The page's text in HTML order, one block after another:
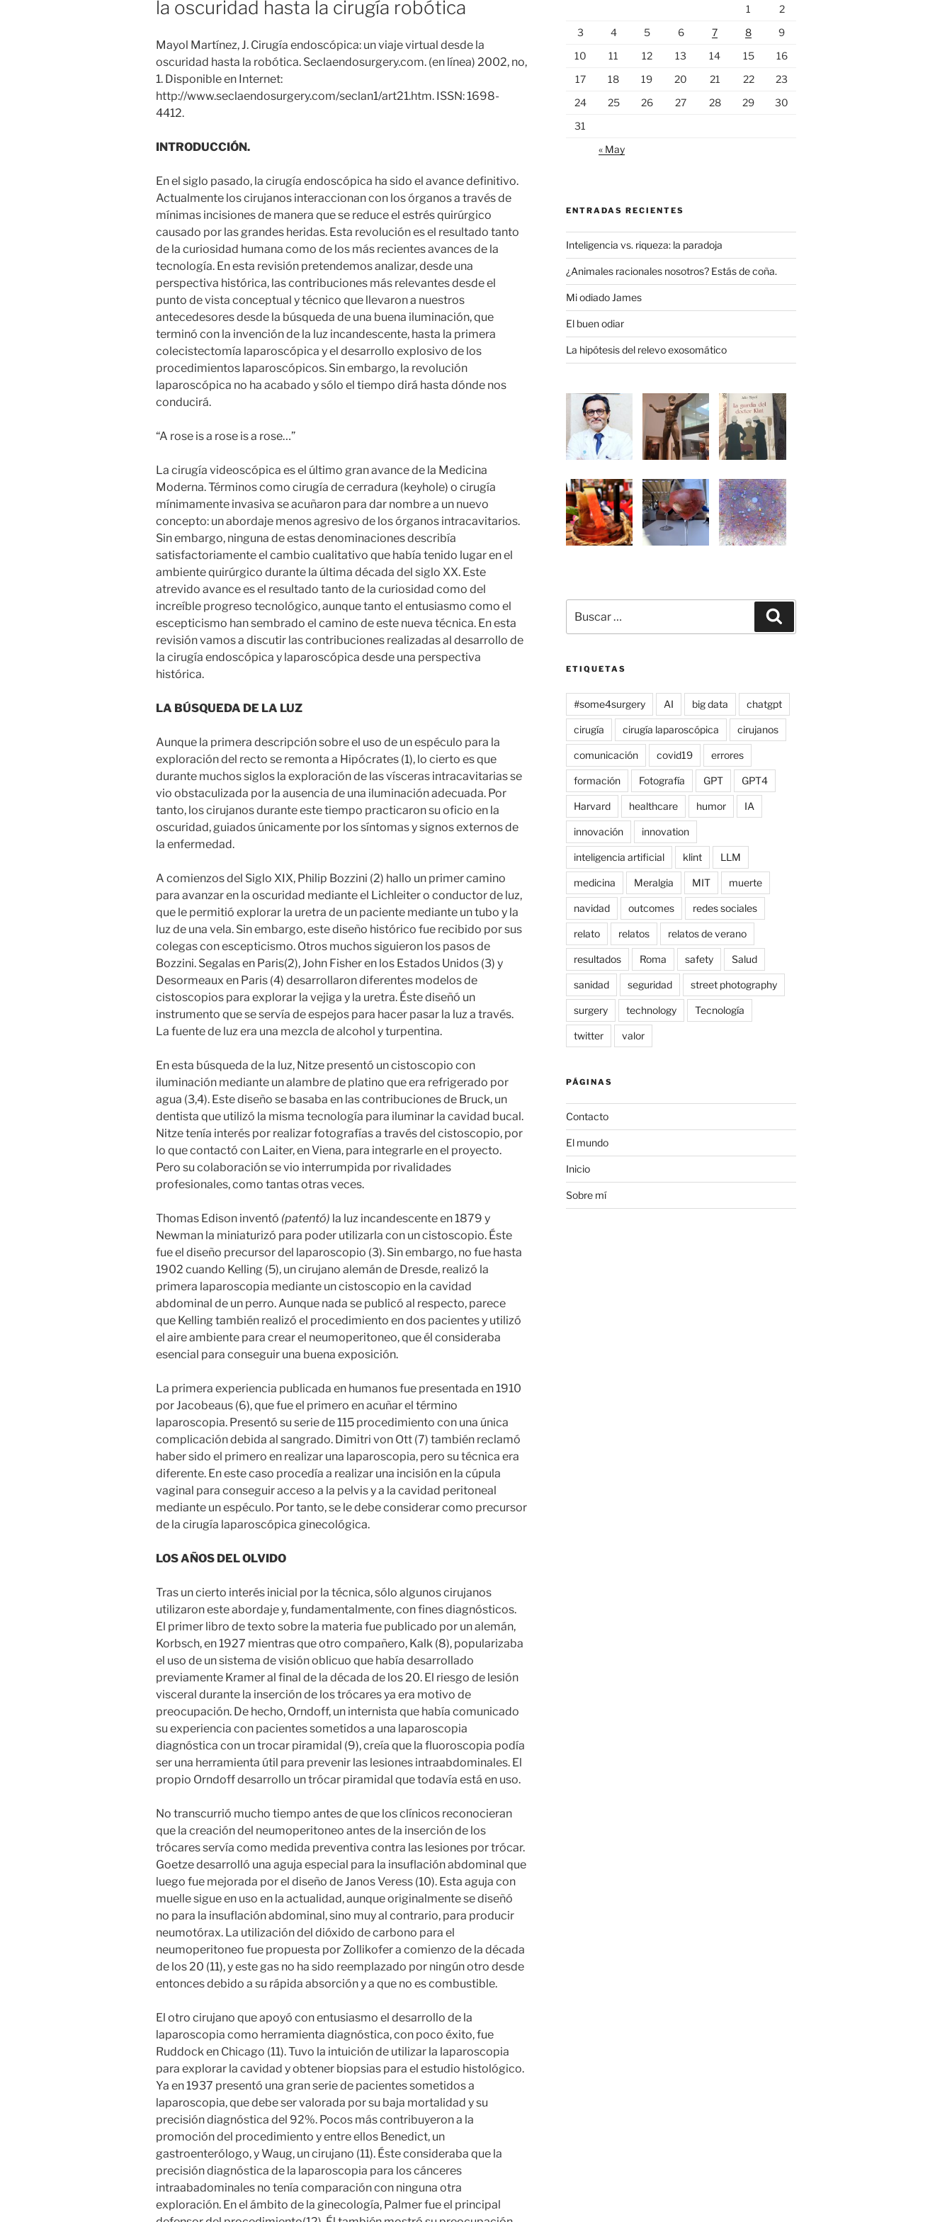
la oscuridad hasta la cirugía robótica
Mayol Martínez, J. Cirugía endoscópica: un viaje virtual desde la
oscuridad hasta la robótica. Seclaendosurgery.com. (en línea) 2002, no,
1. Disponible en Internet:
http://www.seclaendosurgery.com/seclan1/art21.htm. ISSN: 1698-
4412.
INTRODUCCIÓN.
En el siglo pasado, la cirugía endoscópica ha sido el avance definitivo.
Actualmente los cirujanos interaccionan con los órganos a través de
mínimas incisiones de manera que se reduce el estrés quirúrgico
causado por las grandes heridas. Esta revolución es el resultado tanto
de la curiosidad humana como de los más recientes avances de la
tecnología. En esta revisión pretendemos analizar, desde una
perspectiva histórica, las contribuciones más relevantes desde el
punto de vista conceptual y técnico que llevaron a nuestros
antecedesores desde la búsqueda de una buena iluminación, que
terminó con la invención de la luz incandescente, hasta la primera
colecistectomía laparoscópica y el desarrollo explosivo de los
procedimientos laparoscópicos. Sin embargo, la revolución
laparoscópica no ha acabado y sólo el tiempo dirá hasta dónde nos
conducirá.
“A rose is a rose is a rose…”
La cirugía videoscópica es el último gran avance de la Medicina
Moderna. Términos como cirugía de cerradura (keyhole) o cirugía
mínimamente invasiva se acuñaron para dar nombre a un nuevo
concepto: un abordaje menos agresivo de los órganos intracavitarios.
Sin embargo, ninguna de estas denominaciones describía
satisfactoriamente el cambio cualitativo que había tenido lugar en el
ambiente quirúrgico durante la última década del siglo XX. Este
atrevido avance es el resultado tanto de la curiosidad como del
increíble progreso tecnológico, aunque tanto el entusiasmo como el
escepticismo han sembrado el camino de este nueva técnica. En esta
revisión vamos a discutir las contribuciones realizadas al desarrollo de
la cirugía endoscópica y laparoscópica desde una perspectiva
histórica.
LA BÚSQUEDA DE LA LUZ
Aunque la primera descripción sobre el uso de un espéculo para la
exploración del recto se remonta a Hipócrates (1), lo cierto es que
durante muchos siglos la exploración de las vísceras intracavitarias se
vio obstaculizada por la ausencia de una iluminación adecuada. Por
tanto, los cirujanos durante este tiempo practicaron su oficio en la
oscuridad, guiados únicamente por los síntomas y signos externos de
la enfermedad.
A comienzos del Siglo XIX, Philip Bozzini (2) hallo un primer camino
para avanzar en la oscuridad mediante el Lichleiter o conductor de luz,
que le permitió explorar la uretra de un paciente mediante un tubo y la
luz de una vela. Sin embargo, este diseño histórico fue recibido por sus
colegas con escepticismo. Otros muchos siguieron los pasos de
Bozzini. Segalas en Paris(2), John Fisher en los Estados Unidos (3) y
Desormeaux en Paris (4) desarrollaron diferentes modelos de
cistoscopios para explorar la vejiga y la uretra. Éste diseñó un
instrumento que se servía de espejos para hacer pasar la luz a través.
La fuente de luz era una mezcla de alcohol y turpentina.
En esta búsqueda de la luz, Nitze presentó un cistoscopio con
iluminación mediante un alambre de platino que era refrigerado por
agua (3,4). Este diseño se basaba en las contribuciones de Bruck, un
dentista que utilizó la misma tecnología para iluminar la cavidad bucal.
Nitze tenía interés por realizar fotografías a través del cistoscopio, por
lo que contactó con Laiter, en Viena, para integrarle en el proyecto.
Pero su colaboración se vio interrumpida por rivalidades
profesionales, como tantas otras veces.
Thomas Edison inventó (patentó) la luz incandescente en 1879 y
Newman la miniaturizó para poder utilizarla con un cistoscopio. Éste
fue el diseño precursor del laparoscopio (3). Sin embargo, no fue hasta
1902 cuando Kelling (5), un cirujano alemán de Dresde, realizó la
primera laparoscopia mediante un cistoscopio en la cavidad
abdominal de un perro. Aunque nada se publicó al respecto, parece
que Kelling también realizó el procedimiento en dos pacientes y utilizó
el aire ambiente para crear el neumoperitoneo, que él consideraba
esencial para conseguir una buena exposición.
La primera experiencia publicada en humanos fue presentada en 1910
por Jacobeaus (6), que fue el primero en acuñar el término
laparoscopia. Presentó su serie de 115 procedimiento con una única
complicación debida al sangrado. Dimitri von Ott (7) también reclamó
haber sido el primero en realizar una laparoscopia, pero su técnica era
diferente. En este caso procedía a realizar una incisión en la cúpula
vaginal para conseguir acceso a la pelvis y a la cavidad peritoneal
mediante un espéculo. Por tanto, se le debe considerar como precursor
de la cirugía laparoscópica ginecológica.
LOS AÑOS DEL OLVIDO
Tras un cierto interés inicial por la técnica, sólo algunos cirujanos
utilizaron este abordaje y, fundamentalmente, con fines diagnósticos.
El primer libro de texto sobre la materia fue publicado por un alemán,
Korbsch, en 1927 mientras que otro compañero, Kalk (8), popularizaba
el uso de un sistema de visión oblicuo que había desarrollado
previamente Kramer al final de la década de los 20. El riesgo de lesión
visceral durante la inserción de los trócares ya era motivo de
preocupación. De hecho, Orndoff, un internista que había comunicado
su experiencia con pacientes sometidos a una laparoscopia
diagnóstica con un trocar piramidal (9), creía que la fluoroscopia podía
ser una herramienta útil para prevenir las lesiones intraabdominales. El
propio Orndoff desarrollo un trócar piramidal que todavía está en uso.
No transcurrió mucho tiempo antes de que los clínicos reconocieran
que la creación del neumoperitoneo antes de la inserción de los
trócares servía como medida preventiva contra las lesiones por trócar.
Goetze desarrolló una aguja especial para la insuflación abdominal que
luego fue mejorada por el diseño de Janos Veress (10). Esta aguja con
muelle sigue en uso en la actualidad, aunque originalmente se diseñó
no para la insuflación abdominal, sino muy al contrario, para producir
neumotórax. La utilización del dióxido de carbono para el
neumoperitoneo fue propuesta por Zollikofer a comienzo de la década
de los 20 (11), y este gas no ha sido reemplazado por ningún otro desde
entonces debido a su rápida absorción y a que no es combustible.
El otro cirujano que apoyó con entusiasmo el desarrollo de la
laparoscopia como herramienta diagnóstica, con poco éxito, fue
Ruddock en Chicago (11). Tuvo la intuición de utilizar la laparoscopia
para explorar la cavidad y obtener biopsias para el estudio histológico.
Ya en 1937 presentó una gran serie de pacientes sometidos a
laparoscopia, que debe ser valorada por su baja mortalidad y su
precisión diagnóstica del 92%. Pocos más contribuyeron a la
promoción del procedimiento y entre ellos Benedict, un
gastroenterólogo, y Waug, un cirujano (11). Éste consideraba que la
precisión diagnóstica de la laparoscopia para los cánceres
intraabadominales no tenía comparación con ninguna otra
exploración. En el ámbito de la ginecología, Palmer fue el principal
1
2
3
4 5 6 7 8
9
10
11 12 13 14 15
16
17
18 19 20 21 22
23
24
25 26 27 28 29
30
31
« May
ENTRADAS RECIENTES
Inteligencia vs. riqueza: la paradoja
¿Animales racionales nosotros? Estás de coña.
Mi odiado James
El buen odiar
La hipótesis del relevo exosomático
por:
ETIQUETAS
#some4surgery AI big data chatgpt
cirugía cirugía laparoscópica cirujanos
comunicación covid19 errores
formación Fotografía GPT GPT4
Harvard healthcare humor IA
innovación innovation
inteligencia artificial klint LLM
medicina Meralgia MIT muerte
navidad outcomes redes sociales
relato relatos relatos de verano
resultados Roma safety Salud
sanidad seguridad street photography
surgery technology Tecnología
twitter valor
PÁGINAS
Contacto
El mundo
Inicio
Sobre mí